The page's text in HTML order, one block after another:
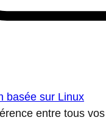
basée sur Linux
entre tous